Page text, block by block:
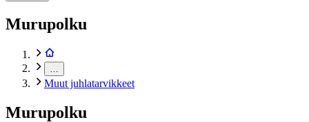
Murupolku
Muut juhlatarvikkeet
Murupolku